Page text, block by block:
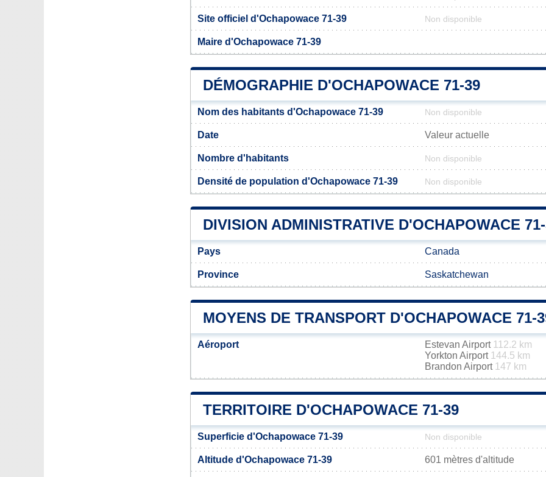
Site officiel d'Ochapowace 71-39 Non disponible
Maire d'Ochapowace 71-39
DÉMOGRAPHIE D'OCHAPOWACE 71-39
Nom des habitants d'Ochapowace 71-39 Non disponible
Date Valeur actuelle
Nombre d'habitants Non disponible
Densité de population d'Ochapowace 71-39 Non disponible
DIVISION ADMINISTRATIVE D'OCHAPOWACE
Pays Canada
Province Saskatchewan
MOYENS DE TRANSPORT D'OCHAPOWACE 71-
Aéroport Estevan Airport 112.2 km
Yorkton Airport 144.5 km
Brandon Airport 147 km
TERRITOIRE D'OCHAPOWACE 71-39
Superficie d'Ochapowace 71-39 Non disponible
Altitude d'Ochapowace 71-39 601 mètres d'altitude